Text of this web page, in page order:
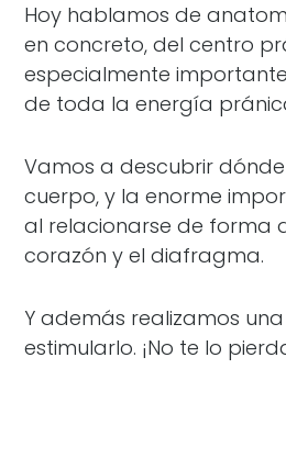
Hoy hablamos de
en concreto, del centro
especialmente
de toda la energía
Vamos a descubrir
cuerpo, y la enorme
al relacionarse de forma
corazón y el diafragma.
Y además realizamos
estimularlo. ¡No te lo